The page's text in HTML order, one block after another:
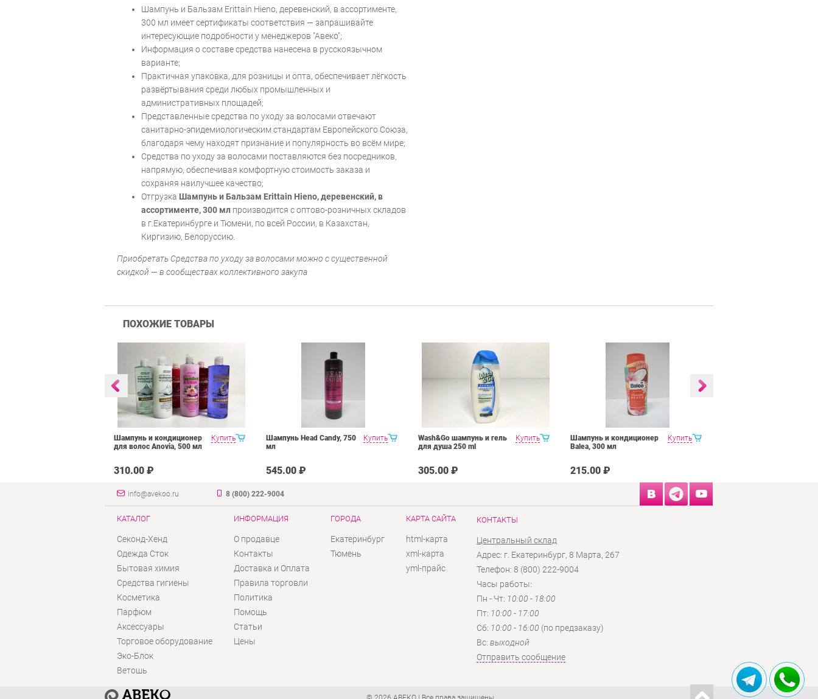
Шампунь и Бальзам Erittain Hieno, деревенский, в ассортименте,
300 мл имеет сертификаты соответствия — запрашивайте
интересующие подробности у менеджеров "Авеко";
Информация о составе средства нанесена в русскоязычном
варианте;
Практичная упаковка, для розницы и опта, обеспечивает лёгкость
развёртывания среди любых промышленных и
административных площадей;
Представленные средства по уходу за волосами отвечают
санитарно-эпидемиологическим стандартам Европейского Союза,
благодаря чему находят признание и популярность во всём мире;
Средства по уходу за волосами поставляются без посредников,
напрямую, обеспечивая комфортную стоимость заказа и
сохраняя наилучшее качество;
Отгрузка Шампунь и Бальзам Erittain Hieno, деревенский, в
ассортименте, 300 мл производится с оптово-розничных складов
в г.Екатеринбурге и Тюмени, по всей России, в Казахстан,
Киргизию, Белоруссию.
Приобретать Средства по уходу за волосами можно с существенной
скидкой — в сообществах коллективного закупа
ПОХОЖИЕ ТОВАРЫ
Купить
Шампунь и кондиционер
для волос Anovia, 500 мл
310.00 ₽
Купить
Шампунь Head Candy, 750
мл
545.00 ₽
Купить
Wash&Go шампунь и гель
для душа 250 ml
305.00 ₽
Купить
Шампунь и кондиционер
Balea, 300 мл
215.00 ₽
info@avekoo.ru 8 (800) 222-9004
КАТАЛОГ
Секонд-Хенд
Одежда Сток
Бытовая химия
Средства гигиены
Косметика
Парфюм
Аксессуары
Торговое оборудование
Эко-Блок
Ветошь
ИНФОРМАЦИЯ
О продавце
Контакты
Доставка и Оплата
Правила торговли
Политика
Помощь
Статьи
Цены
ГОРОДА
Екатеринбург
Тюмень
КАРТА САЙТА
html-карта
xml-карта
yml-прайс
КОНТАКТЫ
Центральный склад
Адрес: г. Екатеринбург, 8 Марта, 267
Телефон: 8 (800) 222-9004
Часы работы:
Пн - Чт: 10:00 - 18:00
Пт: 10:00 - 17:00
Сб: 10:00 - 16:00 (по предзаказу)
Вc:выходной
Отправить сообщение